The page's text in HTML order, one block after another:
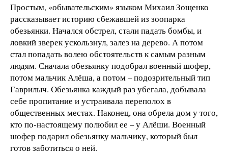
Простым, «обывательским» языком Михаил Зощенко
рассказывает историю сбежавшей из зоопарка
обезьянки. Начался обстрел, стали падать бомбы, и
ловкий зверек ускользнул, залез на дерево. А потом
стал попадать волею обстоятельств к самым разным
людям. Сначала обезьянку подобрал военный шофер,
потом мальчик Алёша, а потом – подозрительный тип
Гаврилыч. Обезьянка каждый раз убегала, добывала
себе пропитание и устраивала переполох в
общественных местах. Наконец, она обрела дом у того,
кто по-настоящему полюбил ее – у Алёши. Военный
шофер подарил обезьянку мальчику, который был
готов заботиться о ней.